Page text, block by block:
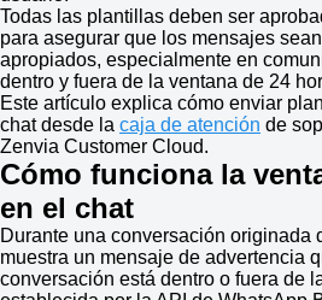
Todas las plantillas deben ser
para asegurar que los mensajes
apropiados, especialmente en
dentro y fuera de la ventana de 24
Este artículo explica cómo enviar
chat desde la caja de atención de
Zenvia Customer Cloud.
Cómo funciona la
en el chat
Durante una conversación originada
muestra un mensaje de advertencia
conversación está dentro o fuera de